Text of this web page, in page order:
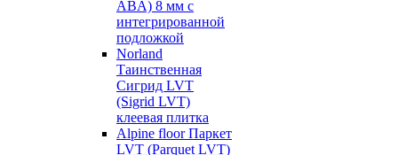
ABA) 8 мм с
интегрированной
подложкой
Norland
Таинственная
Сигрид LVT
(Sigrid LVT)
клеевая плитка
Alpine floor Паркет
LVT (Parquet LVT)